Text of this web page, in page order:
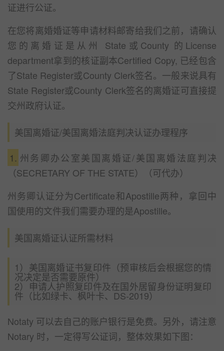
证进行公证。
在您将离婚婚证等申请材料邮寄给我们之前，请确认
您的离婚证是从州 State或County 的License
department拿到的核证副本Certified Copy, 已经包含
了State Register或County Clerk签名。一般来说具有
State Register或County Clerk签名的离婚证可直接提
交州政府认证。
美国离婚证/美国离婚法庭判决认证办理程序
1. 州务卿办公室美国离婚证/美国离婚法庭判决
（SECRETARY OF THE STATE）（可代办）
州务卿认证分为Certificate和Apostille两种，拿回中
国使用的文件我们需要办理的是Apostille。
美国离婚证认证所需材料
1）美国离婚证书复印件（预审核后会根据您的情
况决定是否需要原件）
2）申请人护照复印件及在国外居留身份证明复印
件（比如绿卡、枫叶卡、DS-2019）
Notaty 可以去自己的账户银行是免费。另外，请注意
Notary 时，一定得写公证词，整体效果如下图：